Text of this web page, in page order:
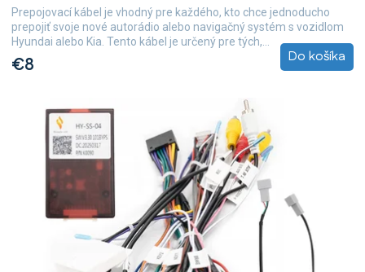
€8 Do košíka
Prepojovací kábel je vhodný pre každého, kto chce jednoducho
prepojiť svoje nové autorádio alebo navigačný systém s vozidlom
Hyundai alebo Kia. Tento kábel je určený pre tých,...